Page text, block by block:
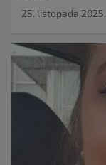
25. listopada 2025.